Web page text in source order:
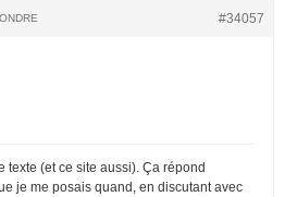
#34057
texte (et ce site aussi). Ça répond
je me posais quand, en discutant avec